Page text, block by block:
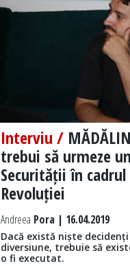
Interviu /
trebui să urmeze
Securității în
Revoluției
Andreea Pora | 16.04.2019
Dacă există niște
diversiune, trebuie să
o fi executat.